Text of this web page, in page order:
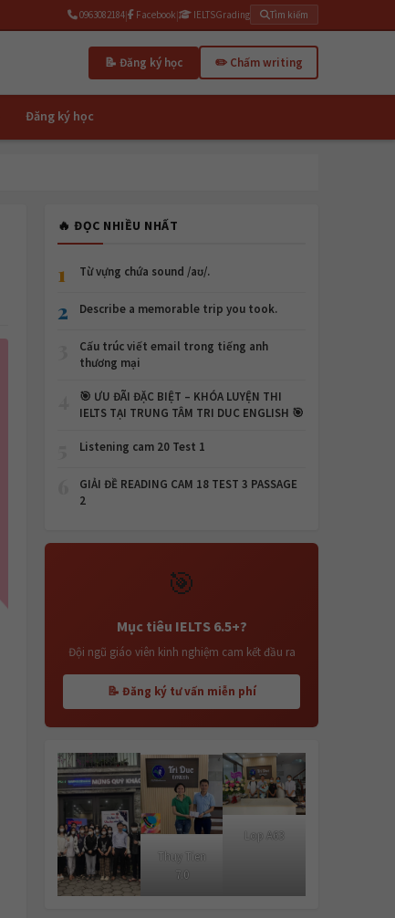
0963082184| Facebook| IELTSGrading Tìm kiếm
📝 Đăng ký học ✏️ Chấm writing
Đăng ký học
🔥 ĐỌC NHIỀU NHẤT
1 Từ vựng chứa sound /aʊ/.
2 Describe a memorable trip you took.
Cấu trúc viết email trong tiếng anh
thương mại
🎯 ƯU ĐÃI ĐẶC BIỆT – KHÓA LUYỆN THI
IELTS TẠI TRUNG TÂM TRI DUC ENGLISH 🎯
Listening cam 20 Test 1
GIẢI ĐỀ READING CAM 18 TEST 3 PASSAGE
2
🎯
Mục tiêu IELTS 6.5+?
Đội ngũ giáo viên kinh nghiệm cam kết đầu ra
📝 Đăng ký tư vấn miễn phí
Thuy Tien
7.0
Lop A63